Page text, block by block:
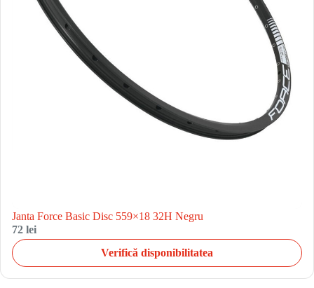
Janta Force Basic Disc 559×18 32H Negru
72 lei
Verifică disponibilitatea